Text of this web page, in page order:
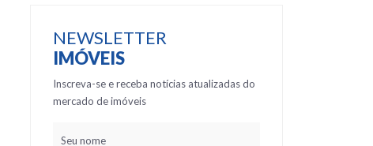
NEWSLETTER
IMÓVEIS
Inscreva-se e receba notícias atualizadas do
mercado de imóveis